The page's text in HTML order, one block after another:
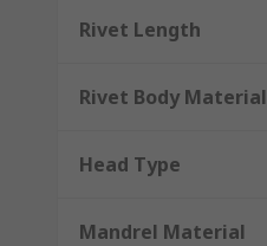
Rivet Length
Rivet Body Material
Head Type
Mandrel Material